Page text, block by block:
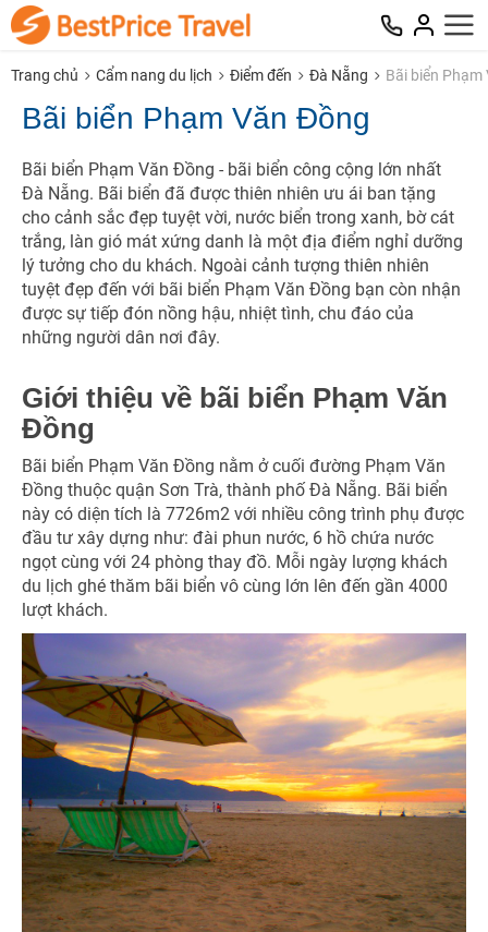
Trang chủ Cẩm nang du lịch Điểm đến Đà Nẵng Bãi biển
Bãi biển Phạm Văn Đồng
Bãi biển Phạm Văn Đồng - bãi biển công cộng lớn nhất
Đà Nẵng. Bãi biển đã được thiên nhiên ưu ái ban tặng
cho cảnh sắc đẹp tuyệt vời, nước biển trong xanh, bờ cát
trắng, làn gió mát xứng danh là một địa điểm nghỉ dưỡng
lý tưởng cho du khách. Ngoài cảnh tượng thiên nhiên
tuyệt đẹp đến với bãi biển Phạm Văn Đồng bạn còn nhận
được sự tiếp đón nồng hậu, nhiệt tình, chu đáo của
những người dân nơi đây.
Giới thiệu về bãi biển Phạm Văn
Đồng
Bãi biển Phạm Văn Đồng nằm ở cuối đường Phạm Văn
Đồng thuộc quận Sơn Trà, thành phố Đà Nẵng. Bãi biển
này có diện tích là 7726m2 với nhiều công trình phụ được
đầu tư xây dựng như: đài phun nước, 6 hồ chứa nước
ngọt cùng với 24 phòng thay đồ. Mỗi ngày lượng khách
du lịch ghé thăm bãi biển vô cùng lớn lên đến gần 4000
lượt khách.
TƯ VẤN NGAY
Nhận ưu đãi ngay!
NHẬN ƯU ĐÃI NGAY